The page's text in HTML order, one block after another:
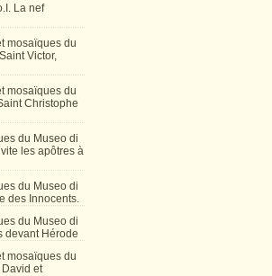
La nef
mosaïques du
Victor,
mosaïques du
Christophe
du Museo di
les apôtres à
du Museo di
des Innocents.
du Museo di
devant Hérode
mosaïques du
David et